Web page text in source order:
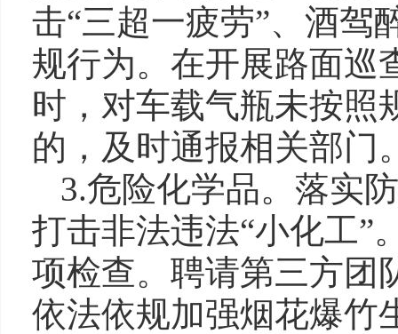
击“三超一疲劳”、酒驾
规行为。在开展路面巡
时，对车载气瓶未按照
的，及时通报相关部门
3.危险化学品。落实
打击非法违法“小化工”
项检查。聘请第三方团
依法依规加强烟花爆竹